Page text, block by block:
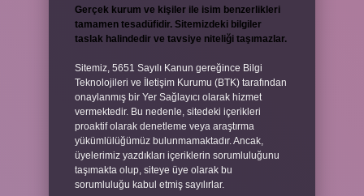
Gerçek kurum ve kişiler ile isim benzerlikleri
tamamen tesadüfidir. Sitemizdeki bilgiler
taslak halindedir ve tavsiye niteliği taşımazlar.
Sitemiz, 5651 Sayılı Kanun gereğince Bilgi
Teknolojileri ve İletişim Kurumu (BTK) tarafından
onaylanmış bir Yer Sağlayıcı olarak hizmet
vermektedir. Bu nedenle, sitedeki içerikleri
proaktif olarak denetleme veya araştırma
yükümlülüğümüz bulunmamaktadır. Ancak,
üyelerimiz yazdıkları içeriklerin sorumluluğunu
taşımakta olup, siteye üye olarak bu
sorumluluğu kabul etmiş sayılırlar.